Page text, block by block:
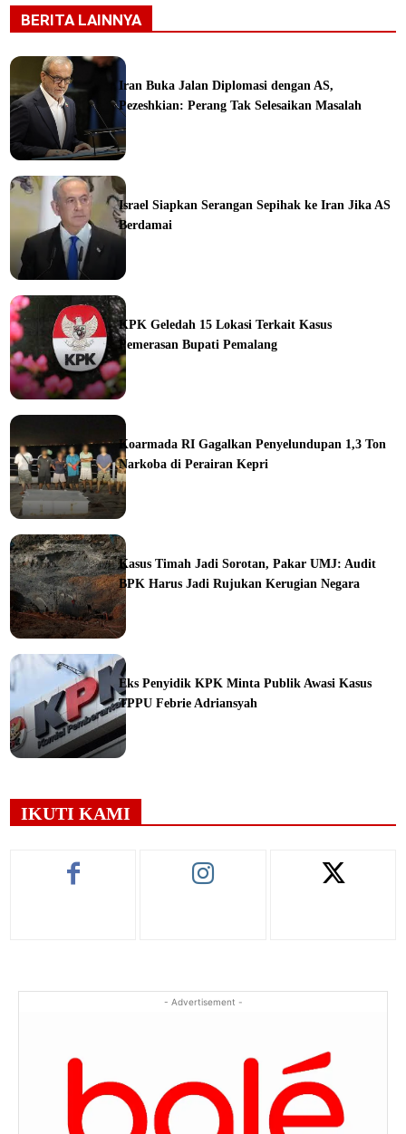
BERITA LAINNYA
Iran Buka Jalan Diplomasi dengan AS,
Pezeshkian: Perang Tak Selesaikan Masalah
Israel Siapkan Serangan Sepihak ke Iran Jika AS
Berdamai
KPK Geledah 15 Lokasi Terkait Kasus
Pemerasan Bupati Pemalang
Koarmada RI Gagalkan Penyelundupan 1,3 Ton
Narkoba di Perairan Kepri
Kasus Timah Jadi Sorotan, Pakar UMJ: Audit
BPK Harus Jadi Rujukan Kerugian Negara
Eks Penyidik KPK Minta Publik Awasi Kasus
TPPU Febrie Adriansyah
IKUTI KAMI
- Advertisement -